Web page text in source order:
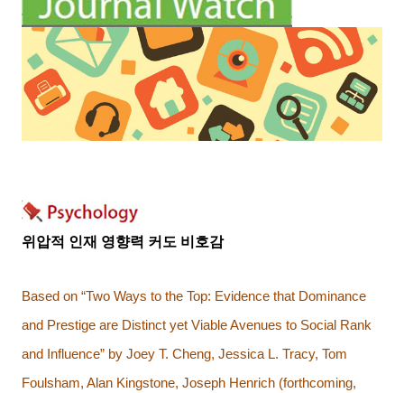
위압적 인재 영향력 커도 비호감
Based on “Two Ways to the Top: Evidence that Dominance
and Prestige are Distinct yet Viable Avenues to Social Rank
and Influence” by Joey T. Cheng, Jessica L. Tracy, Tom
Foulsham, Alan Kingstone, Joseph Henrich (forthcoming,